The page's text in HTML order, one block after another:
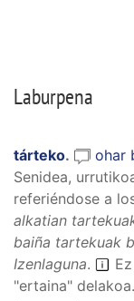
Laburpena
tárteko. ohar
Senidea,
referiéndose a
alkatian
baiña tartekuak
Izenlaguna.
"ertaina"